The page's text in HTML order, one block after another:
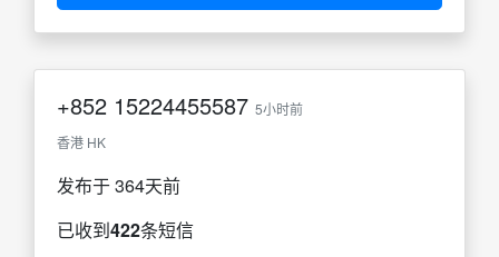
+852 15224455587 5小时前
香港 HK
发布于 364天前
已收到422条短信